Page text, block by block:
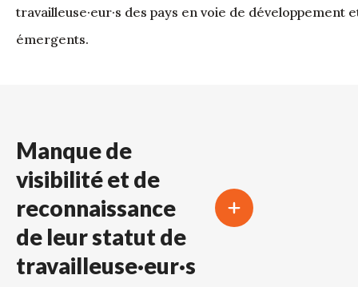
travailleuse·eur·s des pays en voie de développement
émergents.
Manque de
visibilité et de
reconnaissance
de leur statut de
travailleuse·eur·s